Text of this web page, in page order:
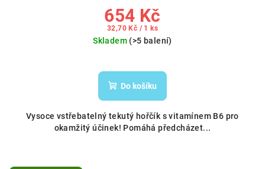
654 Kč
Měrná
32,70 Kč / 1 ks
Skladem (>5 balení)
Do košíku
Vysoce vstřebatelný tekutý hořčík s vitamínem B6 pro
okamžitý účinek! Pomáhá předcházet...